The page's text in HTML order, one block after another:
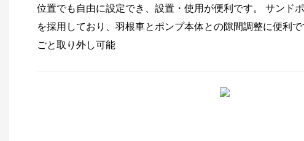
位置でも自由に設定でき、設置・使用が便利です。 サンド
を採用しており、羽根車とポンプ本体との隙間調整に便利
ごと取り外し可能